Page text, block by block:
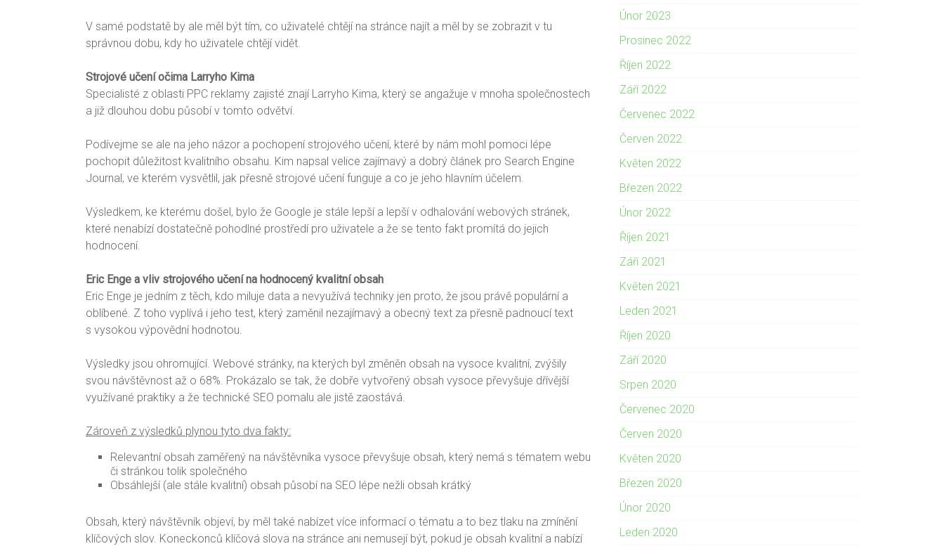
V samé podstatě by ale měl být tím, co uživatelé chtějí na stránce najít a měl by se zobrazit v tu
správnou dobu, kdy ho uživatele chtějí vidět.
Strojové učení očima Larryho Kima
Specialisté z oblasti PPC reklamy zajisté znají Larryho Kima, který se angažuje v mnoha společnostech
a již dlouhou dobu působí v tomto odvětví.
Podívejme se ale na jeho názor a pochopení strojového učení, které by nám mohl pomoci lépe
pochopit důležitost kvalitního obsahu. Kim napsal velice zajímavý a dobrý článek pro Search Engine
Journal, ve kterém vysvětlil, jak přesně strojové učení funguje a co je jeho hlavním účelem.
Výsledkem, ke kterému došel, bylo že Google je stále lepší a lepší v odhalování webových stránek,
které nenabízí dostatečně pohodlné prostředí pro uživatele a že se tento fakt promítá do jejich
hodnocení.
Eric Enge a vliv strojového učení na hodnocený kvalitní obsah
Eric Enge je jedním z těch, kdo miluje data a nevyužívá techniky jen proto, že jsou právě populární a
oblíbené. Z toho vyplívá i jeho test, který zaměnil nezajímavý a obecný text za přesně padnoucí text
s vysokou výpovědní hodnotou.
Výsledky jsou ohromující. Webové stránky, na kterých byl změněn obsah na vysoce kvalitní, zvýšily
svou návštěvnost až o 68%. Prokázalo se tak, že dobře vytvořený obsah vysoce převyšuje dřívější
využívané praktiky a že technické SEO pomalu ale jistě zaostává.
Zároveň z výsledků plynou tyto dva fakty:
Relevantní obsah zaměřený na návštěvníka vysoce převyšuje obsah, který nemá s tématem webu
či stránkou tolik společného
Obsáhlejší (ale stále kvalitní) obsah působí na SEO lépe nežli obsah krátký
Obsah, který návštěvník objeví, by měl také nabízet více informací o tématu a to bez tlaku na zmínění
klíčových slov. Koneckonců klíčová slova na stránce ani nemusejí být, pokud je obsah kvalitní a nabízí
Únor 2023
Prosinec 2022
Říjen 2022
Září 2022
Červenec 2022
Červen 2022
Květen 2022
Březen 2022
Únor 2022
Říjen 2021
Září 2021
Květen 2021
Leden 2021
Říjen 2020
Září 2020
Srpen 2020
Červenec 2020
Červen 2020
Květen 2020
Březen 2020
Únor 2020
Leden 2020